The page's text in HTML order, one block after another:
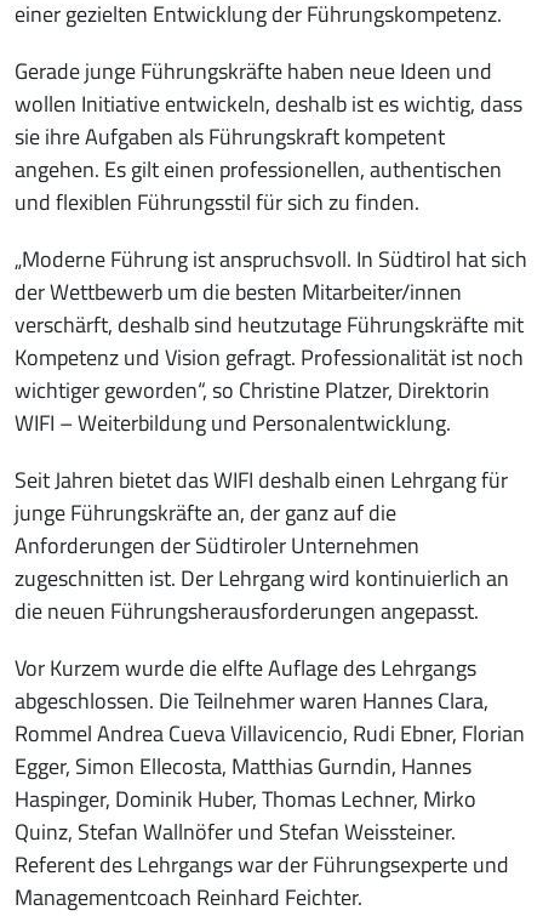
einer gezielten Entwicklung der Führungskompetenz.
Gerade junge Führungskräfte haben neue Ideen und
wollen Initiative entwickeln, deshalb ist es wichtig, dass
sie ihre Aufgaben als Führungskraft kompetent
angehen. Es gilt einen professionellen, authentischen
und flexiblen Führungsstil für sich zu finden.
„Moderne Führung ist anspruchsvoll. In Südtirol hat sich
der Wettbewerb um die besten Mitarbeiter/innen
verschärft, deshalb sind heutzutage Führungskräfte mit
Kompetenz und Vision gefragt. Professionalität ist noch
wichtiger geworden“, so Christine Platzer, Direktorin
WIFI – Weiterbildung und Personalentwicklung.
Seit Jahren bietet das WIFI deshalb einen Lehrgang für
junge Führungskräfte an, der ganz auf die
Anforderungen der Südtiroler Unternehmen
zugeschnitten ist. Der Lehrgang wird kontinuierlich an
die neuen Führungsherausforderungen angepasst.
Vor Kurzem wurde die elfte Auflage des Lehrgangs
abgeschlossen. Die Teilnehmer waren Hannes Clara,
Rommel Andrea Cueva Villavicencio, Rudi Ebner, Florian
Egger, Simon Ellecosta, Matthias Gurndin, Hannes
Haspinger, Dominik Huber, Thomas Lechner, Mirko
Quinz, Stefan Wallnöfer und Stefan Weissteiner.
Referent des Lehrgangs war der Führungsexperte und
Managementcoach Reinhard Feichter.